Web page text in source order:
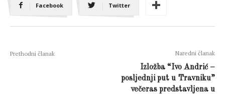
Facebook Twitter
Prethodni članak Naredni članak
Izložba “Ivo Andrić –
posljednji put u Travniku”
večeras predstavljena u